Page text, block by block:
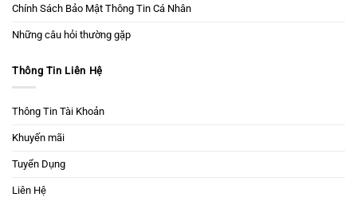
Chính Sách Bảo Mật Thông Tin Cá Nhân
Những câu hỏi thường gặp
Thông Tin Liên Hệ
Thông Tin Tài Khoản
Khuyến mãi
Tuyển Dụng
Liên Hệ